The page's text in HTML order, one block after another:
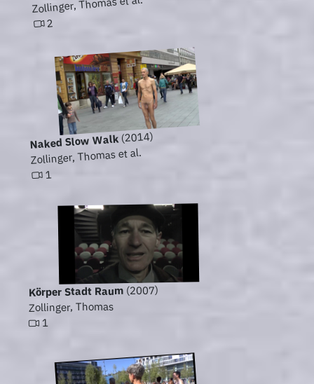
2
Naked Slow Walk(2014)
Zollinger, Thomas et al.
1
Körper Stadt Raum(2007)
Zollinger, Thomas
1